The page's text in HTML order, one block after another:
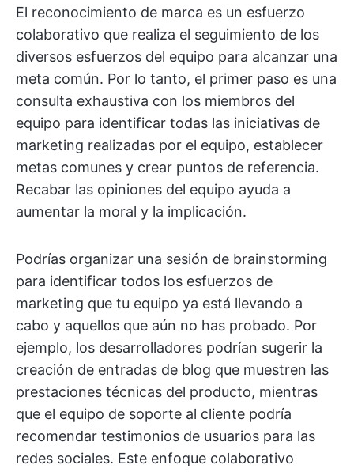
El reconocimiento de marca es un esfuerzo
colaborativo que realiza el seguimiento de los
diversos esfuerzos del equipo para alcanzar una
meta común. Por lo tanto, el primer paso es una
consulta exhaustiva con los miembros del
equipo para identificar todas las iniciativas de
marketing realizadas por el equipo, establecer
metas comunes y crear puntos de referencia.
Recabar las opiniones del equipo ayuda a
aumentar la moral y la implicación.
Podrías organizar una sesión de brainstorming
para identificar todos los esfuerzos de
marketing que tu equipo ya está llevando a
cabo y aquellos que aún no has probado. Por
ejemplo, los desarrolladores podrían sugerir la
creación de entradas de blog que muestren las
prestaciones técnicas del producto, mientras
que el equipo de soporte al cliente podría
recomendar testimonios de usuarios para las
redes sociales. Este enfoque colaborativo